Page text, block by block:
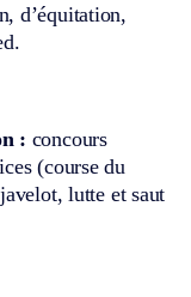
d’équitation,
: concours
(course du
lutte et saut